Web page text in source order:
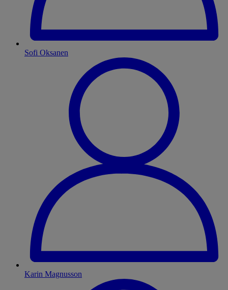
Sofi Oksanen
Karin Magnusson